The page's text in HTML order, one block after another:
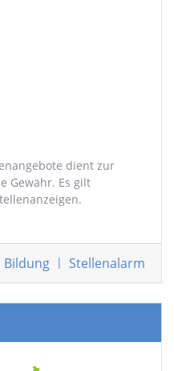
dient zur
Gewähr. Es gilt
Bildung | Stellenalarm